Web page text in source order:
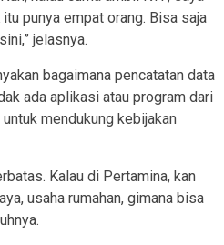
punya empat orang. Bisa saja
jelasnya.
bagaimana pencatatan data
ada aplikasi atau program dari
mendukung kebijakan
Kalau di Pertamina, kan
usaha rumahan, gimana bisa